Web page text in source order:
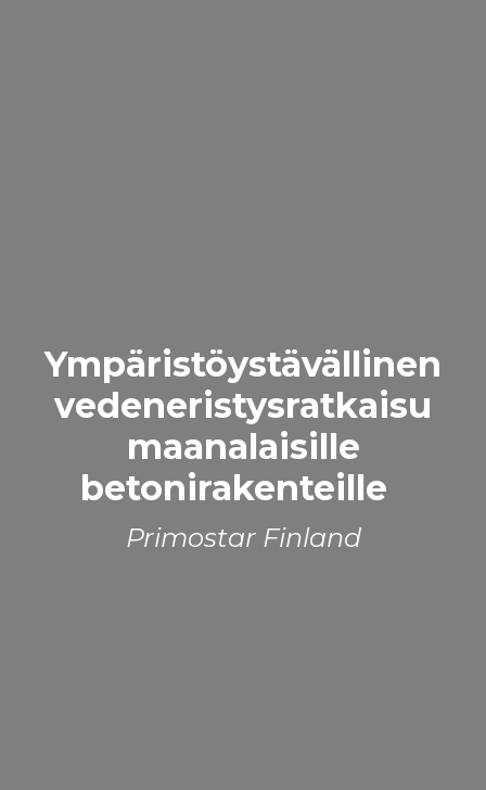
Ympäristöystävällinen
vedeneristysratkaisu
maanalaisille
betonirakenteille
Primostar Finland